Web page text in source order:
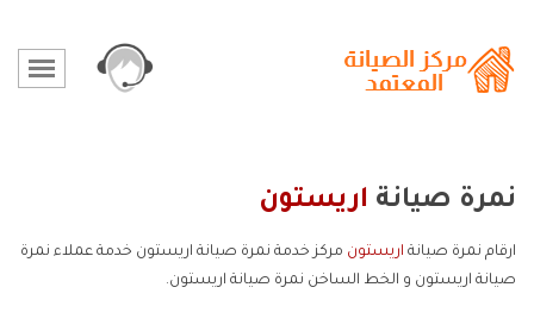
نمرة صيانة اريستون
ارقام نمرة صيانة اريستون مركز خدمة نمرة صيانة اريستون خدمة عملاء نمرة
صيانة اريستون و الخط الساخن نمرة صيانة اريستون.